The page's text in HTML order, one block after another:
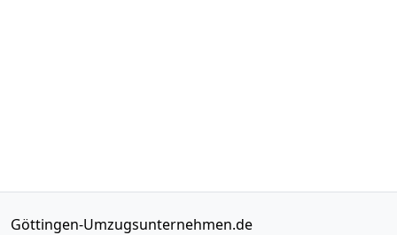
Göttingen-Umzugsunternehmen.de